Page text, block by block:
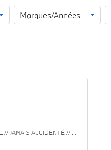
Marques/Années
Komfort CLIENT LOCAL // JAMAIS ACCIDENTÉ // 1 SEUL PROPRIO